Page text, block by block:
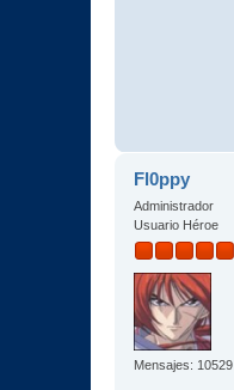
Fl0ppy
Administrador
Usuario Héroe
Mensajes: 10529